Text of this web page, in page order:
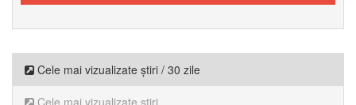
Cele mai vizualizate știri / 30 zile